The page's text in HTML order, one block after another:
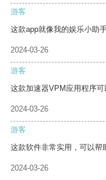
游客
这款app就像我的娱乐小助
2024-03-26
游客
这款加速器VPM应用程序可
2024-03-26
游客
这款软件非常实用，可以帮
2024-03-26